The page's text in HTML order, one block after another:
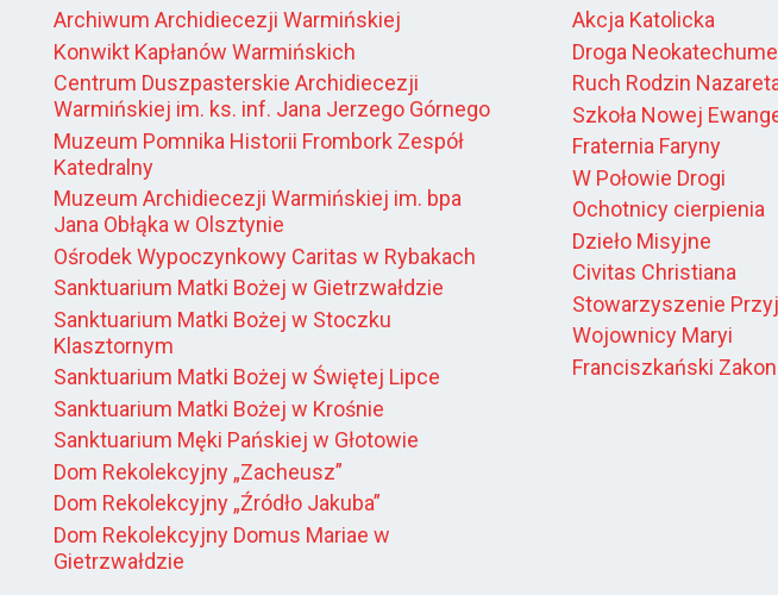
Archiwum Archidiecezji Warmińskiej
Konwikt Kapłanów Warmińskich
Centrum Duszpasterskie Archidiecezji
Warmińskiej im. ks. inf. Jana Jerzego Górnego
Muzeum Pomnika Historii Frombork Zespół
Katedralny
Muzeum Archidiecezji Warmińskiej im. bpa
Jana Obłąka w Olsztynie
Ośrodek Wypoczynkowy Caritas w Rybakach
Sanktuarium Matki Bożej w Gietrzwałdzie
Sanktuarium Matki Bożej w Stoczku
Klasztornym
Sanktuarium Matki Bożej w Świętej Lipce
Sanktuarium Matki Bożej w Krośnie
Sanktuarium Męki Pańskiej w Głotowie
Dom Rekolekcyjny „Zacheusz”
Dom Rekolekcyjny „Źródło Jakuba”
Dom Rekolekcyjny Domus Mariae w
Gietrzwałdzie
Akcja Katolicka
Droga
Ruch Rodzin
Szkoła Nowej
Fraternia Faryny
W Połowie Drogi
Ochotnicy cierpienia
Dzieło Misyjne
Civitas Christiana
Stowarzyszenie
Wojownicy Maryi
Franciszkański